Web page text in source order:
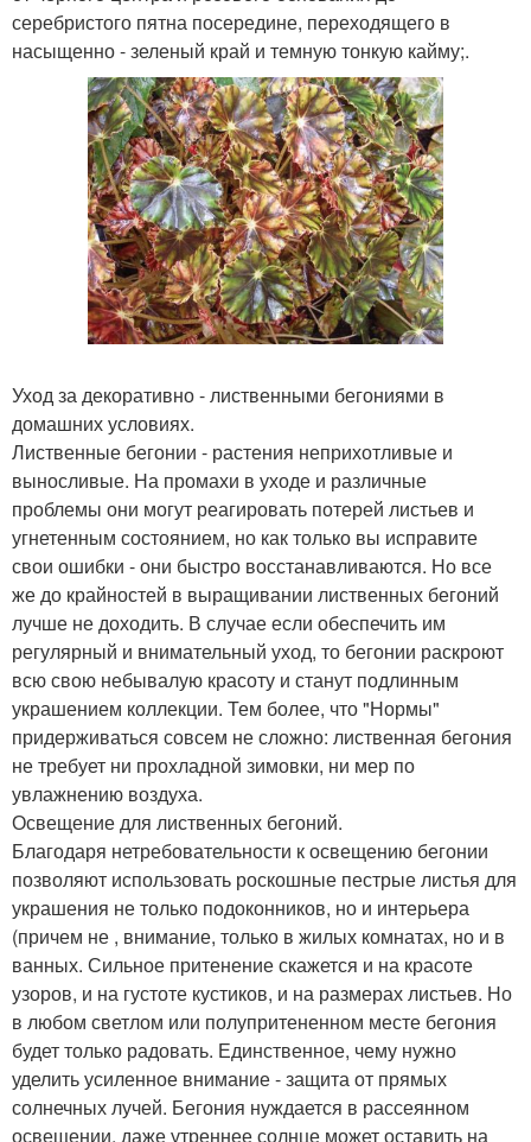
серебристого пятна посередине, переходящего в
насыщенно - зеленый край и темную тонкую кайму;.
Уход за декоративно - лиственными бегониями в
домашних условиях.
Лиственные бегонии - растения неприхотливые и
выносливые. На промахи в уходе и различные
проблемы они могут реагировать потерей листьев и
угнетенным состоянием, но как только вы исправите
свои ошибки - они быстро восстанавливаются. Но все
же до крайностей в выращивании лиственных бегоний
лучше не доходить. В случае если обеспечить им
регулярный и внимательный уход, то бегонии раскроют
всю свою небывалую красоту и станут подлинным
украшением коллекции. Тем более, что "Нормы"
придерживаться совсем не сложно: лиственная бегония
не требует ни прохладной зимовки, ни мер по
увлажнению воздуха.
Освещение для лиственных бегоний.
Благодаря нетребовательности к освещению бегонии
позволяют использовать роскошные пестрые листья для
украшения не только подоконников, но и интерьера
(причем не , внимание, только в жилых комнатах, но и в
ванных. Сильное притенение скажется и на красоте
узоров, и на густоте кустиков, и на размерах листьев. Но
в любом светлом или полупритененном месте бегония
будет только радовать. Единственное, чему нужно
уделить усиленное внимание - защита от прямых
солнечных лучей. Бегония нуждается в рассеянном
освещении, даже утреннее солнце может оставить на